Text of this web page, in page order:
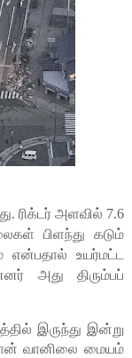
ரிக்டர் அளவில் 7.6
பிளந்து கடும்
என்பதால் உயர்மட்ட
அது திரும்பப்
இருந்து இன்று
வானிலை மையம்